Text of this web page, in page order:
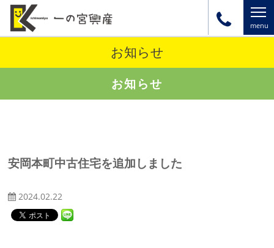
お知らせ
お知らせ
安岡本町中古住宅を追加しました
2024.02.22